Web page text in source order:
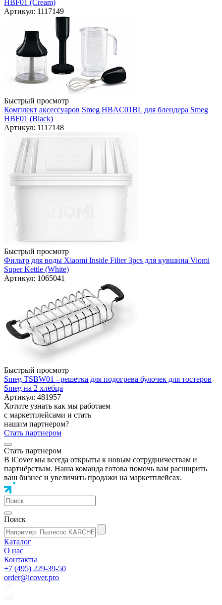
HBF01 (Cream)
Артикул: 1117149
Быстрый просмотр
Комплект аксессуаров Smeg HBAC01BL для блендера Smeg
HBF01 (Black)
Артикул: 1117148
Быстрый просмотр
Фильтр для воды Xiaomi Inside Filter 3pcs для кувшина Viomi
Super Kettle (White)
Артикул: 1065041
Быстрый просмотр
Smeg TSBW01 - решетка для подогрева булочек для тостеров
Smeg на 2 хлебца
Артикул: 481957
Хотите узнать как мы работаем
с маркетплейсами и стать
нашим партнером?
Стать партнером
Стать партнером
В iCover мы всегда открыты к новым сотрудничествам и
партнёрствам. Наша команда готова помочь вам расширить
ваш бизнес и увеличить продажи на маркетплейсах.
Поиск
Каталог
О нас
Контакты
+7 (495) 229-39-50
order@icover.pro